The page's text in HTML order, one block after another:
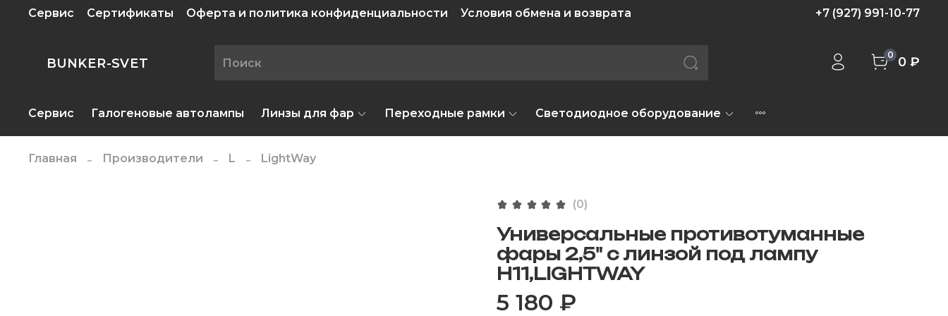
Сервис Сертификаты Оферта и политика конфиденциальности Условия обмена и возврата +7 (927) 991-10-77
BUNKER-SVET
0 0 ₽
Сервис Галогеновые автолампы Линзы для фар Переходные рамки Светодиодное оборудование
Главная Производители L LightWay
(0)
Универсальные противотуманные
фары 2,5" с линзой под лампу
H11,LIGHTWAY
5 180 ₽